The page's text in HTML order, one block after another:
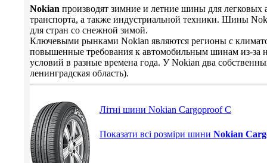
Nokian производят зимние и летние шины для легковых
транспорта, а также индустриальной техники. Шины
для стран со снежной зимой.
Ключевыми рынками Nokian являются регионы с
повышенные требования к автомобильным шинам из-за
условий в разные времена года. У Nokian два
ленинградская область).
Літні шини Nokian Cargoproof C
Показати всі розміри шини Nokian